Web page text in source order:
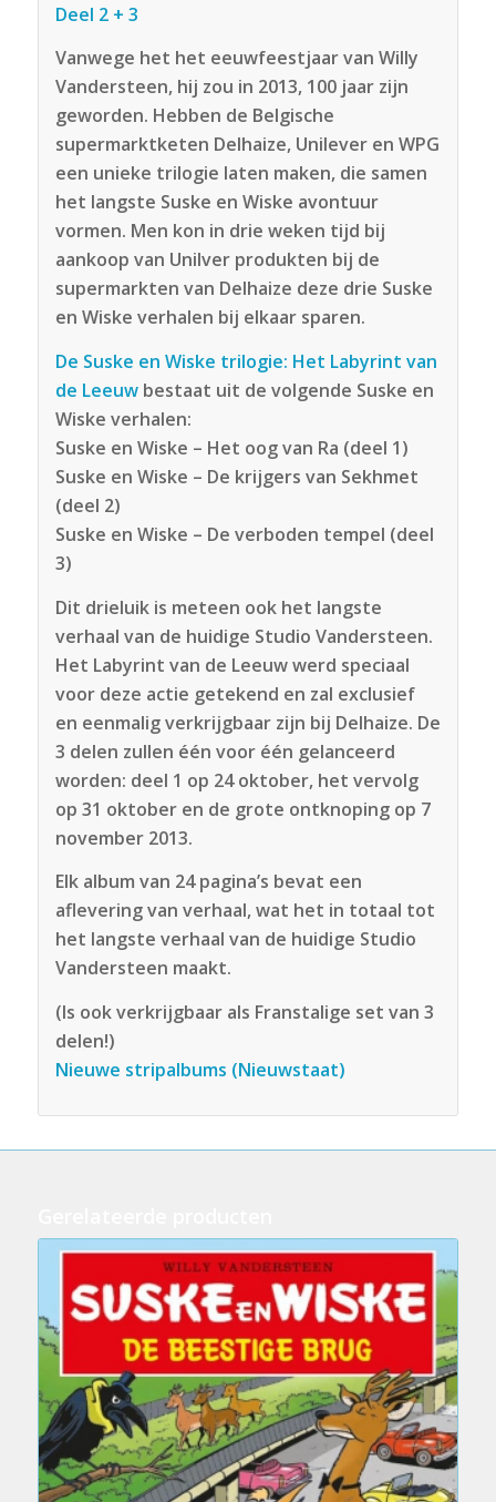
Deel 2 + 3
Vanwege het het eeuwfeestjaar van Willy
Vandersteen, hij zou in 2013, 100 jaar zijn
geworden. Hebben de Belgische
supermarktketen Delhaize, Unilever en WPG
een unieke trilogie laten maken, die samen
het langste Suske en Wiske avontuur
vormen. Men kon in drie weken tijd bij
aankoop van Unilver produkten bij de
supermarkten van Delhaize deze drie Suske
en Wiske verhalen bij elkaar sparen.
De Suske en Wiske trilogie: Het Labyrint van
de Leeuwbestaat uit de volgende Suske en
Wiske verhalen:
Suske en Wiske – Het oog van Ra (deel 1)
Suske en Wiske – De krijgers van Sekhmet
(deel 2)
Suske en Wiske – De verboden tempel (deel
3)
Dit drieluik is meteen ook het langste
verhaal van de huidige Studio Vandersteen.
Het Labyrint van de Leeuw werd speciaal
voor deze actie getekend en zal exclusief
en eenmalig verkrijgbaar zijn bij Delhaize. De
3 delen zullen één voor één gelanceerd
worden: deel 1 op 24 oktober, het vervolg
op 31 oktober en de grote ontknoping op 7
november 2013.
Elk album van 24 pagina’s bevat een
aflevering van verhaal, wat het in totaal tot
het langste verhaal van de huidige Studio
Vandersteen maakt.
(Is ook verkrijgbaar als Franstalige set van 3
delen!)
Nieuwe stripalbums (Nieuwstaat)